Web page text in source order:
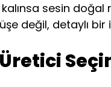
sesin doğal
değil, detaylı